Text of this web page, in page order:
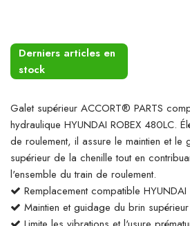
Derniers articles en
stock
Galet supérieur ACCORT® PARTS
hydraulique HYUNDAI ROBEX 480LC.
de roulement, il assure le maintien et le
supérieur de la chenille tout en
l'ensemble du train de roulement.
Remplacement compatible HYUNDAI
Maintien et guidage du brin